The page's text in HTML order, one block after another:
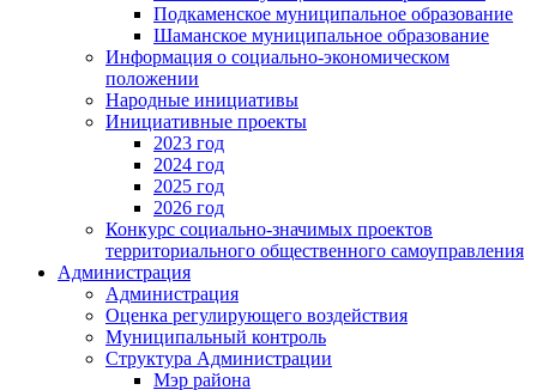
Подкаменское муниципальное образование
Шаманское муниципальное образование
Информация о социально-экономическом
положении
Народные инициативы
Инициативные проекты
2023 год
2024 год
2025 год
2026 год
Конкурс социально-значимых проектов
территориального общественного самоуправления
Администрация
Администрация
Оценка регулирующего воздействия
Муниципальный контроль
Структура Администрации
Мэр района